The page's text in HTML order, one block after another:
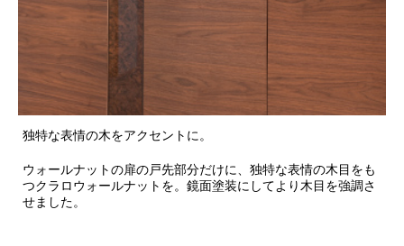
独特な表情の木をアクセントに。
ウォールナットの扉の戸先部分だけに、独特な表情の木目をも
つクラロウォールナットを。鏡面塗装にしてより木目を強調さ
せました。